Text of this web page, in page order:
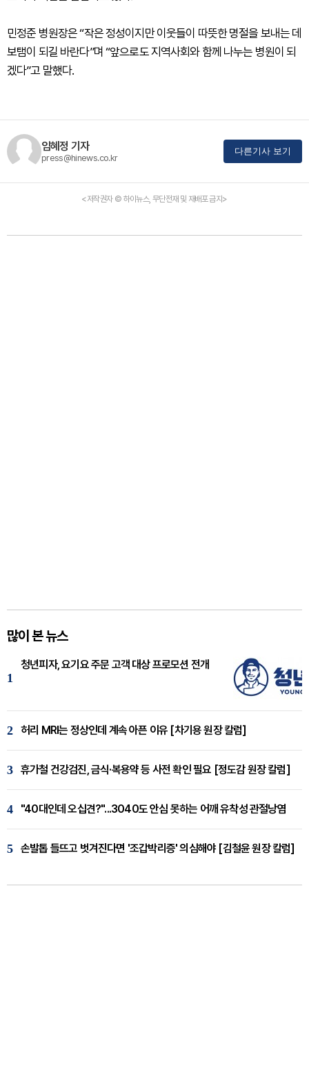
민정준 병원장은 “작은 정성이지만 이웃들이 따뜻한 명절을 보내는 데
보탬이 되길 바란다”며 “앞으로도 지역사회와 함께 나누는 병원이 되
겠다”고 말했다.
임혜정 기자
press@hinews.co.kr
다른기사 보기
<저작권자 © 하이뉴스, 무단전재 및 재배포 금지>
많이 본 뉴스
1
청년피자, 요기요 주문 고객 대상 프로모션 전개
2 허리 MRI는 정상인데 계속 아픈 이유 [차기용 원장 칼럼]
3 휴가철 건강검진, 금식·복용약 등 사전 확인 필요 [정도감 원장 칼럼]
4 "40대인데 오십견?"...3040도 안심 못하는 어깨 유착성 관절낭염
5 손발톱 들뜨고 벗겨진다면 '조갑박리증' 의심해야 [김철윤 원장 칼럼]